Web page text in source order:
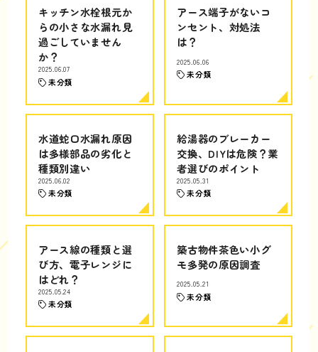
キッチン水栓根元か
らの小さな水漏れ見
過ごしていません
か？
2025.06.07
未分類
アース端子がないコ
ンセント、対処法
は？
2025.06.06
未分類
水道蛇口水漏れ原因
は多様部品の劣化と
種類別違い
2025.06.02
未分類
給湯器のブレーカー
交換、DIYは危険？業
者選びのポイント
2025.05.31
未分類
アース線の種類と選
び方、電子レンジに
はどれ？
2025.05.24
未分類
築古物件茶色い小グ
モ多発の原因調査
2025.05.21
未分類